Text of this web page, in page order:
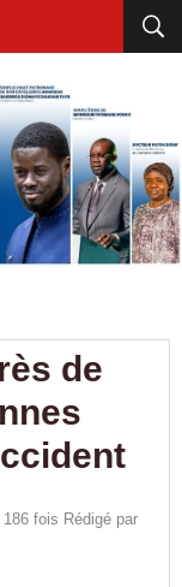
de
fois Rédigé par